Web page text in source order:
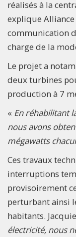
réalisés à la
explique
communication
charge de la
Le projet a
deux turbines
production à 7
« En réhabilitant
nous avons
mégawatts
Ces travaux
interruptions
provisoirement
perturbant ainsi
habitants.
électricité, nous